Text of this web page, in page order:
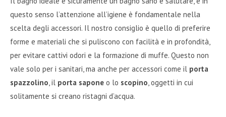
questo senso l’attenzione all’igiene è fondamentale nella
scelta degli accessori. Il nostro consiglio è quello di preferire
forme e materiali che si puliscono con facilità e in profondità,
per evitare cattivi odori e la formazione di muffe. Questo non
vale solo per i sanitari, ma anche per accessori come il porta
spazzolino , il porta sapone o lo scopino , oggetti in cui
solitamente si creano ristagni d’acqua.